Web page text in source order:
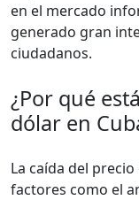
en el mercado
generado gran
ciudadanos.
¿Por qué
dólar en
La caída del
factores como el